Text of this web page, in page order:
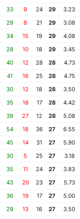
33 9 24 29
3.23
29 8 21 29
3.08
34 15 19 29
4.08
28 10 18 29
3.45
40 12 28 28
4.73
41 16 25 28
4.75
30 12 18 28
3.50
35 18 17 28
4.42
39 27 12 28
5.08
54 18 36 27
6.55
45 14 31 27
5.90
30 5 25 27
3.18
35 11 24 27
3.83
43 20 23 27
5.73
36 19 17 27
5.00
29 13 16 27
3.50